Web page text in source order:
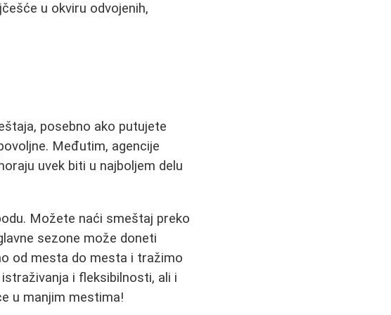
u okviru odvojenih,
posebno ako putujete
Međutim, agencije
uvek biti u najboljem delu
Možete naći smeštaj preko
sezone može doneti
od mesta do mesta i tražimo
i fleksibilnosti, ali i
u manjim mestima!